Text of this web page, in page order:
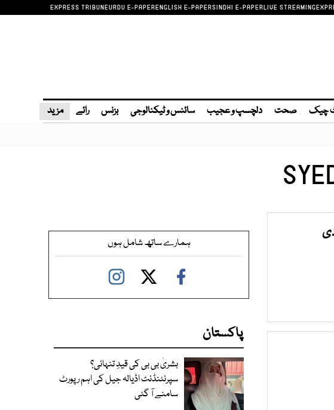
EXPRESS TRIBUNEURDU E-PAPERENGLISH E-PAPERSINDHI E-PAPERLIVE STREAMING
چیک صحت دلچسپ و عجیب سائنس و ٹیکنالوجی بزنس رائے مزید
ہمارے ساتھ شامل ہوں
پاکستان
بشریٰ بی بی کی قیدِ تنہائی؟
سپرنٹنڈنٹ اڈیالہ جیل کی اہم رپورٹ
سامنے آ گئی